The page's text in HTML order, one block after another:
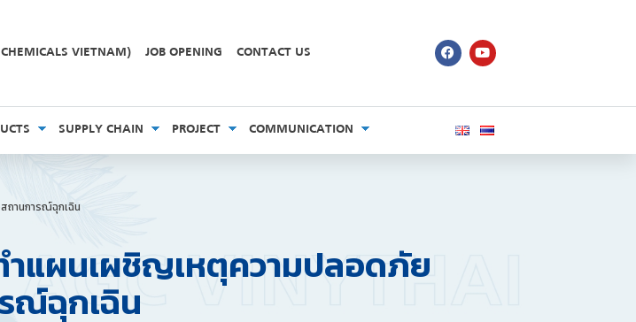
VIETNAM) JOB OPENING CONTACT US
SUPPLY CHAIN PROJECT COMMUNICATION
ถานการณ์ฉุกเฉิน
ำแผนเผชิญเหตุความปลอดภัย
ณ์ฉุกเฉิน